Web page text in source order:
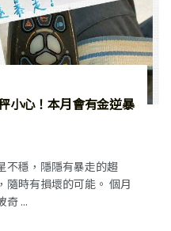
小心！本月會有金逆暴
不穩，隱隱有暴走的趨
隨時有損壞的可能。 個月
奇 ...